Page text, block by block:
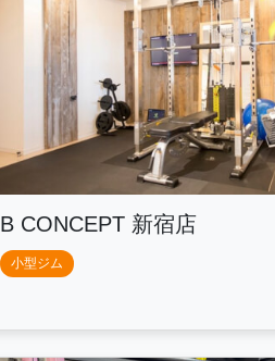
B CONCEPT 新宿店
小型ジム